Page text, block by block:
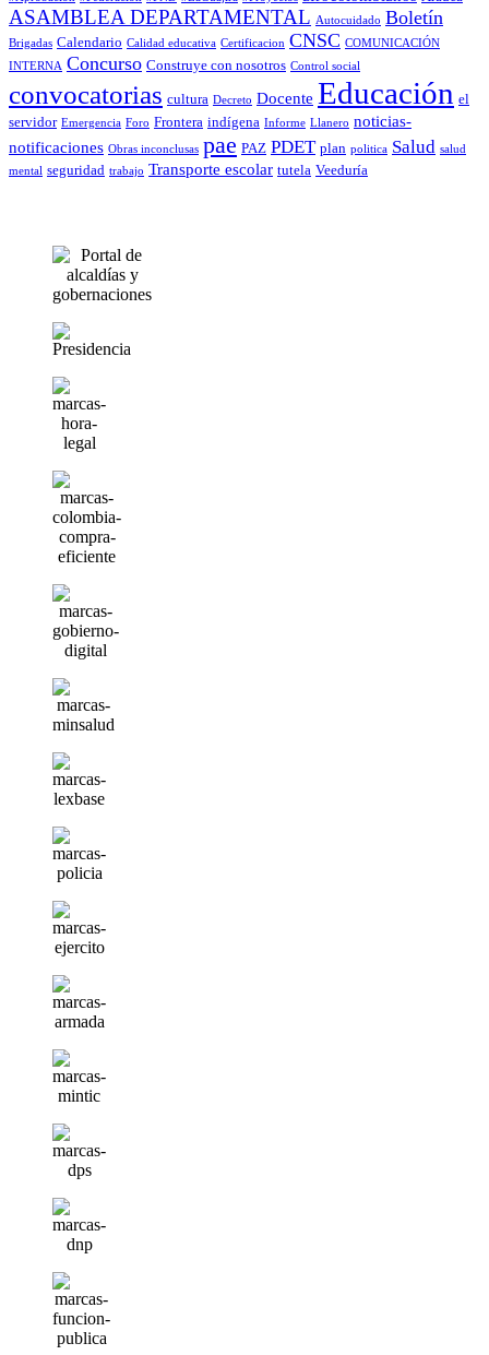
ASAMBLEA DEPARTAMENTAL Autocuidado Boletín
Brigadas Calendario Calidad educativa Certificacion CNSC COMUNICACIÓN
INTERNA Concurso Construye con nosotros Control social
convocatorias cultura Decreto Docente Educación el
servidor Emergencia Foro Frontera indígena Informe Llanero noticias-
notificaciones Obras inconclusas pae PAZ PDET plan politica Salud salud
mental seguridad trabajo Transporte escolar tutela Veeduría